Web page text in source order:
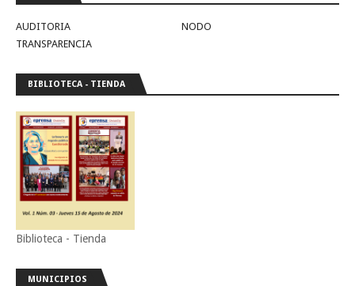
AUDITORIA
NODO
TRANSPARENCIA
BIBLIOTECA - TIENDA
Biblioteca - Tienda
MUNICIPIOS